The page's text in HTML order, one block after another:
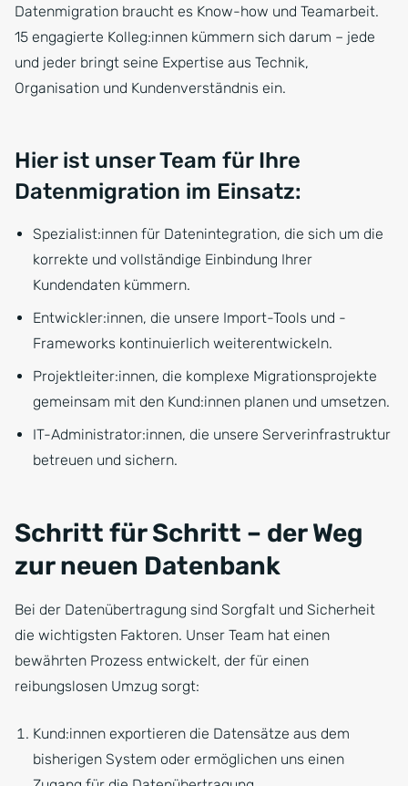
Datenmigration braucht es Know-how und Teamarbeit.
15 engagierte Kolleg:innen kümmern sich darum – jede
und jeder bringt seine Expertise aus Technik,
Organisation und Kundenverständnis ein.
Hier ist unser Team für Ihre
Datenmigration im Einsatz:
Spezialist:innen für Datenintegration, die sich um die
korrekte und vollständige Einbindung Ihrer
Kundendaten kümmern.
Entwickler:innen, die unsere Import-Tools und -
Frameworks kontinuierlich weiterentwickeln.
Projektleiter:innen, die komplexe Migrationsprojekte
gemeinsam mit den Kund:innen planen und umsetzen.
IT-Administrator:innen, die unsere Serverinfrastruktur
betreuen und sichern.
Schritt für Schritt – der Weg
zur neuen Datenbank
Bei der Datenübertragung sind Sorgfalt und Sicherheit
die wichtigsten Faktoren. Unser Team hat einen
bewährten Prozess entwickelt, der für einen
reibungslosen Umzug sorgt:
Kund:innen exportieren die Datensätze aus dem
bisherigen System oder ermöglichen uns einen